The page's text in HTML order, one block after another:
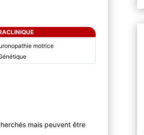
motrice
mais peuvent être